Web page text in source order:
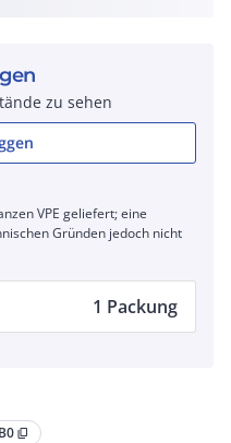
content_copy
zu sehen
VPE geliefert; eine
Gründen jedoch nicht
1 Packung